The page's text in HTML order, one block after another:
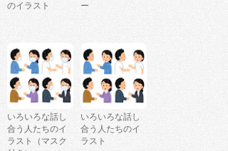
のイラスト
ー
いろいろな話し
合う人たちのイ
ラスト（マスク
いろいろな話し
合う人たちのイ
ラスト